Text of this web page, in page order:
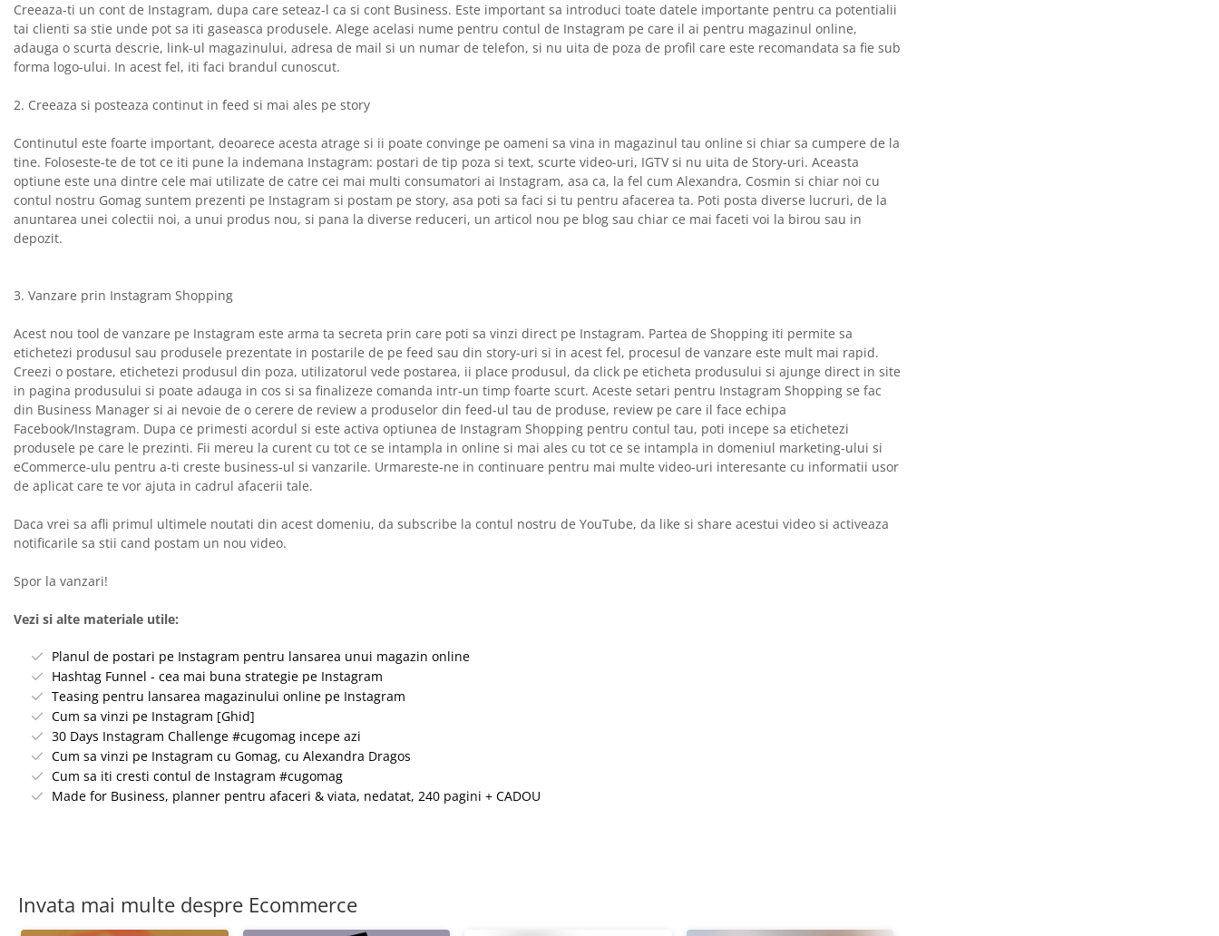
Creeaza-ti un cont de Instagram, dupa care seteaz-l ca si cont Business. Este important sa introduci toate datele importante pentru ca potentialii
tai clienti sa stie unde pot sa iti gaseasca produsele. Alege acelasi nume pentru contul de Instagram pe care il ai pentru magazinul online,
adauga o scurta descrie, link-ul magazinului, adresa de mail si un numar de telefon, si nu uita de poza de profil care este recomandata sa fie sub
forma logo-ului. In acest fel, iti faci brandul cunoscut.
2. Creeaza si posteaza continut in feed si mai ales pe story
Continutul este foarte important, deoarece acesta atrage si ii poate convinge pe oameni sa vina in magazinul tau online si chiar sa cumpere de la
tine. Foloseste-te de tot ce iti pune la indemana Instagram: postari de tip poza si text, scurte video-uri, IGTV si nu uita de Story-uri. Aceasta
optiune este una dintre cele mai utilizate de catre cei mai multi consumatori ai Instagram, asa ca, la fel cum Alexandra, Cosmin si chiar noi cu
contul nostru Gomag suntem prezenti pe Instagram si postam pe story, asa poti sa faci si tu pentru afacerea ta. Poti posta diverse lucruri, de la
anuntarea unei colectii noi, a unui produs nou, si pana la diverse reduceri, un articol nou pe blog sau chiar ce mai faceti voi la birou sau in
depozit.
3. Vanzare prin Instagram Shopping
Acest nou tool de vanzare pe Instagram este arma ta secreta prin care poti sa vinzi direct pe Instagram. Partea de Shopping iti permite sa
etichetezi produsul sau produsele prezentate in postarile de pe feed sau din story-uri si in acest fel, procesul de vanzare este mult mai rapid.
Creezi o postare, etichetezi produsul din poza, utilizatorul vede postarea, ii place produsul, da click pe eticheta produsului si ajunge direct in site
in pagina produsului si poate adauga in cos si sa finalizeze comanda intr-un timp foarte scurt. Aceste setari pentru Instagram Shopping se fac
din Business Manager si ai nevoie de o cerere de review a produselor din feed-ul tau de produse, review pe care il face echipa
Facebook/Instagram. Dupa ce primesti acordul si este activa optiunea de Instagram Shopping pentru contul tau, poti incepe sa etichetezi
produsele pe care le prezinti. Fii mereu la curent cu tot ce se intampla in online si mai ales cu tot ce se intampla in domeniul marketing-ului si
eCommerce-ulu pentru a-ti creste business-ul si vanzarile. Urmareste-ne in continuare pentru mai multe video-uri interesante cu informatii usor
de aplicat care te vor ajuta in cadrul afacerii tale.
Daca vrei sa afli primul ultimele noutati din acest domeniu, da subscribe la contul nostru de YouTube, da like si share acestui video si activeaza
notificarile sa stii cand postam un nou video.
Spor la vanzari!
Vezi si alte materiale utile:
Planul de postari pe Instagram pentru lansarea unui magazin online
Hashtag Funnel - cea mai buna strategie pe Instagram
Teasing pentru lansarea magazinului online pe Instagram
Cum sa vinzi pe Instagram [Ghid]
30 Days Instagram Challenge #cugomag incepe azi
Cum sa vinzi pe Instagram cu Gomag, cu Alexandra Dragos
Cum sa iti cresti contul de Instagram #cugomag
Made for Business, planner pentru afaceri & viata, nedatat, 240 pagini + CADOU
Invata mai multe despre Ecommerce